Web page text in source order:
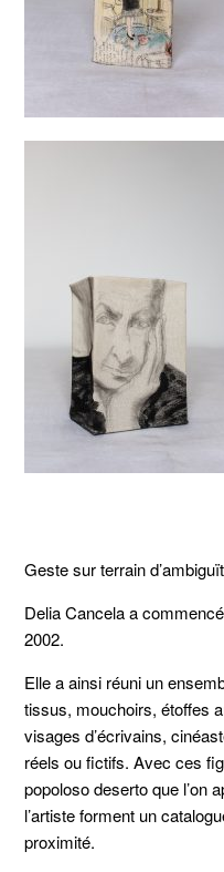
Geste sur terrain
Delia Cancela a
2002.
Elle a ainsi réuni un
tissus, mouchoirs, étoffes
visages d’écrivains,
réels ou fictifs. Avec ces
popoloso deserto que l’on
l’artiste forment un
proximité.